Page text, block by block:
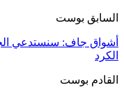
السابق بوست
أشواق جاف: سنستدعي
الكرد
القادم بوست